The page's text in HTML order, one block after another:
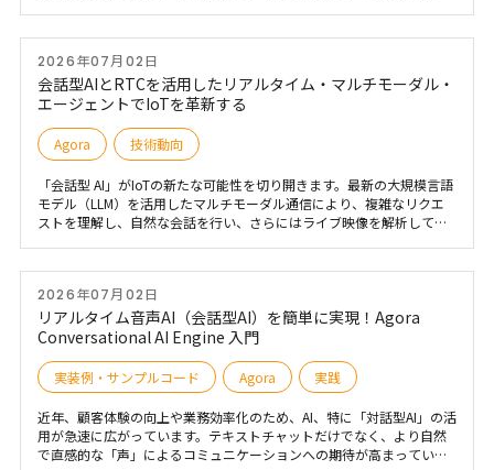
日常的にAIツールを取り入れるようになりました。 会話型AIは、聖書
をもとにした励ましの言葉やガイド付きの祈り、あらゆるスピリチュ
アルな伝統に根ざした前向きなメッセージを通じて、信仰に基づく対
話を豊かにする可能性を秘めています。 以下では、会話型音声AIが信
新的な事例をいくつか紹介します。
2026年07月02日
会話型AIとRTCを活用したリアルタイム・マルチモーダル・
エージェントでIoTを革新する
Agora 技術動向
「会話型 AI」がIoTの新たな可能性を切り開きます。最新の大規模言語
モデル（LLM）を活用したマルチモーダル通信により、複雑なリクエ
ストを理解し、自然な会話を行い、さらにはライブ映像を解析してア
役割を担っています。 本記事では、こうした技術がさまざまな業界で
どのように活用されているのか、注目の事例を詳しく紹介し、IoT の未
来がどのように変わっていくのか を探ります。
2026年07月02日
リアルタイム音声AI（会話型AI）を簡単に実現！Agora
Conversational AI Engine 入門
実装例・サンプルコード Agora 実践
近年、顧客体験の向上や業務効率化のため、AI、特に「対話型AI」の活
用が急速に広がっています。テキストチャットだけでなく、より自然
で直感的な「声」によるコミュニケーションへの期待が高まっていま